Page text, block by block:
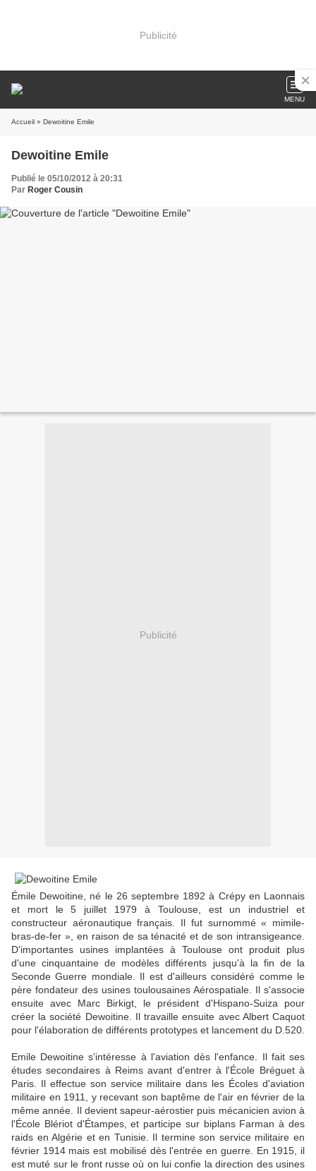
Publicité
MENU
Accueil » Dewoitine Emile
Dewoitine Emile
Publié le 05/10/2012 à 20:31
Par Roger Cousin
Publicité
Émile Dewoitine, né le 26 septembre 1892 à Crépy en Laonnais
et mort le 5 juillet 1979 à Toulouse, est un industriel et
constructeur aéronautique français. Il fut surnommé « mimile-
bras-de-fer », en raison de sa ténacité et de son intransigeance.
D'importantes usines implantées à Toulouse ont produit plus
d'une cinquantaine de modèles différents jusqu'à la fin de la
Seconde Guerre mondiale. Il est d'ailleurs considéré comme le
père fondateur des usines toulousaines Aérospatiale. Il s'associe
ensuite avec Marc Birkigt, le président d'Hispano-Suiza pour
créer la société Dewoitine. Il travaille ensuite avec Albert Caquot
pour l'élaboration de différents prototypes et lancement du D.520.
Emile Dewoitine s'intéresse à l'aviation dès l'enfance. Il fait ses
études secondaires à Reims avant d'entrer à l'École Bréguet à
Paris. Il effectue son service militaire dans les Écoles d'aviation
militaire en 1911, y recevant son baptême de l'air en février de la
même année. Il devient sapeur-aérostier puis mécanicien avion à
l'École Blériot d'Étampes, et participe sur biplans Farman à des
raids en Algérie et en Tunisie. Il termine son service militaire en
février 1914 mais est mobilisé dès l'entrée en guerre. En 1915, il
est muté sur le front russe où on lui confie la direction des usines